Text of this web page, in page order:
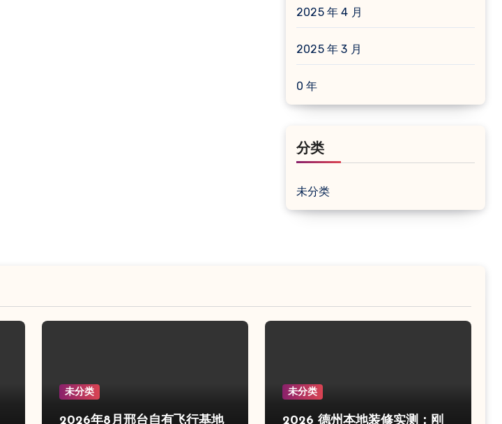
2025 年 4 月
2025 年 3 月
0 年
分类
未分类
未分类
2026年8月邢台自有飞行基地
未分类
2026 德州本地装修实测：刚